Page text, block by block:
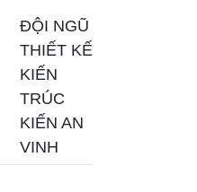
ĐỘI NGŨ
THIẾT KẾ
KIẾN
TRÚC
KIẾN AN
VINH